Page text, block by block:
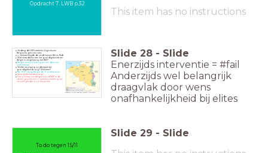
Opdracht 7. LWB p.32
This item has no instructions
Verdrag der XXIV artikelen legt nieuwe
Belgische grenzen vast.
=> bekrachtigde de vrede tussen Bel en Ndl.
Wat verandert er aan het grondgebied van
België in vergelijking met 1831?
België verliest Limburg (en een deel van
Luxemburg).
Welke wijziging ondergaat het
grondgebied nog? Wanneer?
Na WO I krijgt België de Oostkantons.
Belangrijke kanttekening!!
Het onstaan van België stond NIET in de
sterren geschreven! => aaneenschakeling van
toevalligheden (=contingentie)
België na het Verdrag der 24 Artikelen
Slide 28 - Slide
Enerzijds interventie = #fail
Anderzijds wel belangrijk
draagvlak door wens
onafhankelijkheid bij elites
To do tegen 15/11
Slide 29 - Slide